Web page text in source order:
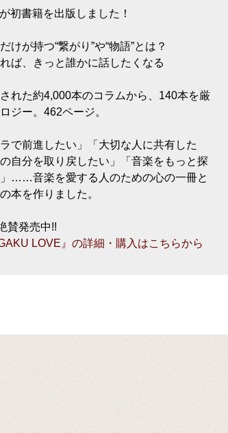
初書籍を出版しました！
けが持つ“繋がり”や“物語”とは？
ば、きっと誰かに話したくなる
れた約4,000本のコラムから、140本を厳
ジー。462ページ。
ラで前進したい」「大切な人に共有した
自分を取り戻したい」「音楽をもっと探
……音楽を愛する人のための心の一冊と
本を作りました。
賛発売中!!
LOVE』の詳細・購入はこちらから